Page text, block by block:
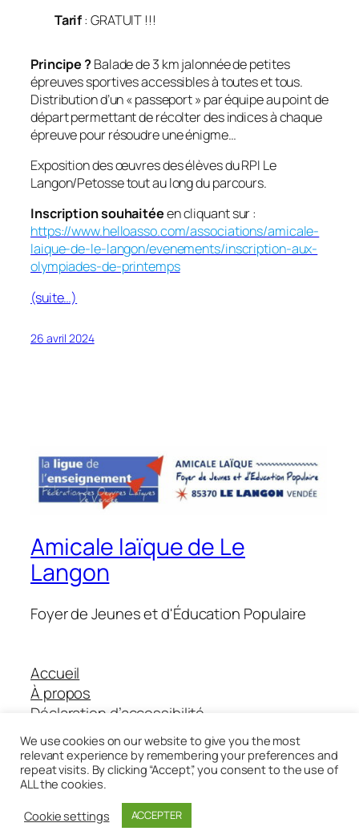
Tarif: GRATUIT !!!
Principe ?Balade de 3 km jalonnée de petites
épreuves sportives accessibles à toutes et tous.
Distribution d’un « passeport » par équipe au point de
départ permettant de récolter des indices à chaque
épreuve pour résoudre une énigme…
Exposition des œuvres des élèves du RPI Le
Langon/Petosse tout au long du parcours.
Inscription souhaitéeen cliquant sur :
https://www.helloasso.com/associations/amicale-
laique-de-le-langon/evenements/inscription-aux-
olympiades-de-printemps
(suite…)
26 avril 2024
Amicale laïque de Le
Langon
Foyer de Jeunes et d'Éducation Populaire
Accueil
À propos
Déclaration d’accessibilité
Boutique Helloasso
Twenty Twenty-Five
We use cookies on our website to give you the most
relevant experience by remembering your preferences and
repeat visits. By clicking “Accept”, you consent to the use of
ALL the cookies.
Cookie settings
ACCEPTER